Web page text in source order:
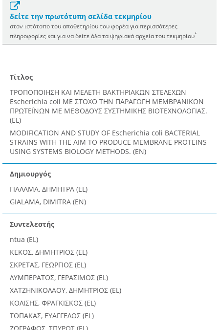
δείτε την πρωτότυπη σελίδα τεκμηρίου
στον ιστότοπο του αποθετηρίου του φορέα για περισσότερες
πληροφορίες και για να δείτε όλα τα ψηφιακά αρχεία του τεκμηρίου*
Τίτλος
ΤΡΟΠΟΠΟΙΗΣΗ ΚΑΙ ΜΕΛΕΤΗ ΒΑΚΤΗΡΙΑΚΩΝ ΣΤΕΛΕΧΩΝ
Escherichia coli ΜΕ ΣΤΟΧΟ ΤΗΝ ΠΑΡΑΓΩΓΗ ΜΕΜΒΡΑΝΙΚΩΝ
ΠΡΩΤΕΪΝΩΝ ΜΕ ΜΕΘΟΔΟΥΣ ΣΥΣΤΗΜΙΚΗΣ ΒΙΟΤΕΧΝΟΛΟΓΙΑΣ.
(EL)
MODIFICATION AND STUDY OF Escherichia coli BACTERIAL
STRAINS WITH THE AIM TO PRODUCE MEMBRANE PROTEINS
USING SYSTEMS BIOLOGY METHODS. (EN)
Δημιουργός
ΓΙΑΛΑΜΑ, ΔΗΜΗΤΡΑ (EL)
GIALAMA, DIMITRA (EN)
Συντελεστής
ntua (EL)
ΚΕΚΟΣ, ΔΗΜΗΤΡΙΟΣ (EL)
ΣΚΡΕΤΑΣ, ΓΕΩΡΓΙΟΣ (EL)
ΛΥΜΠΕΡΑΤΟΣ, ΓΕΡΑΣΙΜΟΣ (EL)
ΧΑΤΖΗΝΙΚΟΛΑΟΥ, ΔΗΜΗΤΡΙΟΣ (EL)
ΚΟΛΙΣΗΣ, ΦΡΑΓΚΙΣΚΟΣ (EL)
ΤΟΠΑΚΑΣ, ΕΥΑΓΓΕΛΟΣ (EL)
ΖΩΓΡΑΦΟΣ, ΣΠΥΡΟΣ (EL)